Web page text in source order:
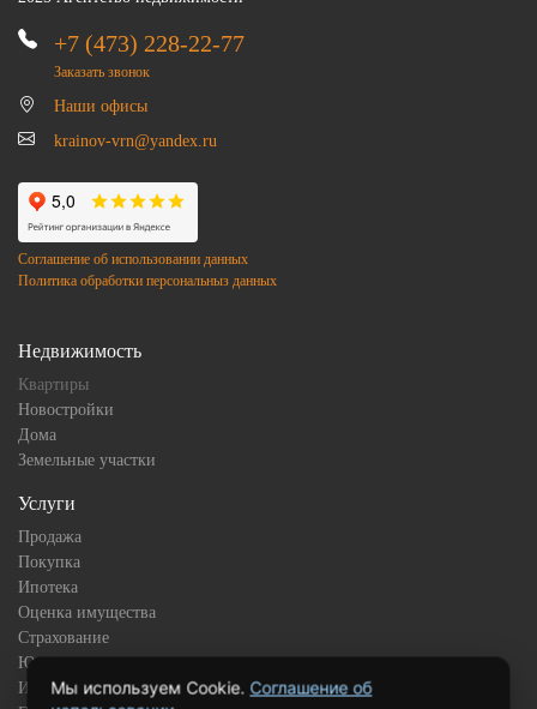
+7 (473) 228-22-77
Заказать звонок
Наши офисы
krainov-vrn@yandex.ru
Соглашение об использовании данных
Политика обработки персональныз данных
Недвижимость
Квартиры
Новостройки
Дома
Земельные участки
Услуги
Продажа
Покупка
Ипотека
Оценка имущества
Страхование
Юридическое сопровождение
Инвестиционная недвижимость
Мы используем Cookie. Соглашение об